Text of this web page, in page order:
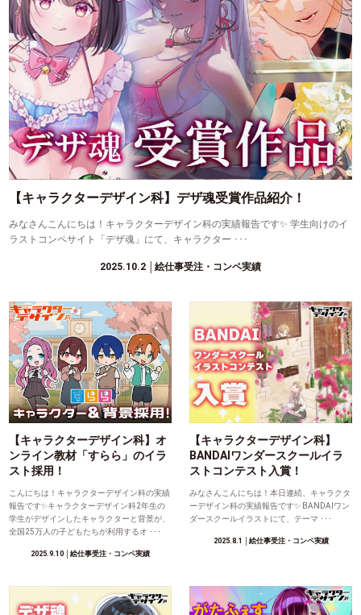
【キャラクターデザイン科】デザ魂受賞作品紹介！
みなさんこんにちは！キャラクターデザイン科の実績報告です✨ 学生向けのイ
ラストコンペサイト「デザ魂」にて、キャラクター ･･･
2025.10.2 │絵仕事受注・コンペ実績
【キャラクターデザイン科】オ
ンライン教材「すらら」のイラ
スト採用！
こんにちは！キャラクターデザイン科の実績
報告です✨キャラクターデザイン科2年生の
学生がデザインしたキャラクターと背景が、
全国25万人の子どもたちが利用するオ ･･･
2025.9.10 │絵仕事受注・コンペ実績
【キャラクターデザイン科】
BANDAIワンダースクールイラ
ストコンテスト入賞！
みなさんこんにちは！本日連続、キャラクタ
ーデザイン科の実績報告です✨ BANDAIワン
ダースクールイラストにて、テーマ ･･･
2025.8.1 │絵仕事受注・コンペ実績